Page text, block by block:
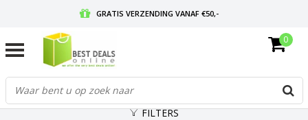
GRATIS VERZENDING VANAF €50,-
GRATIS RETOURNEREN EN 30 DAGEN BEDENKTIJD
0
FILTERS